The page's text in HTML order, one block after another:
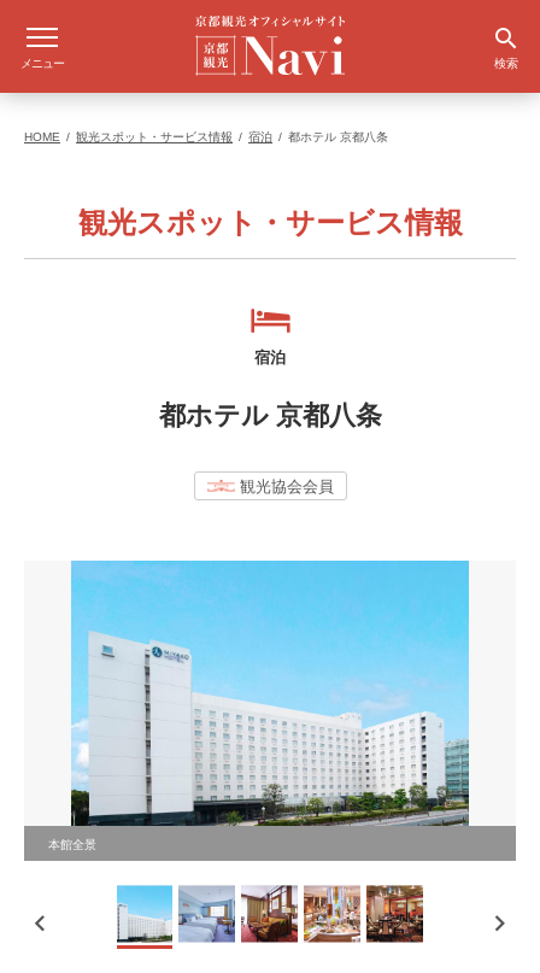
メニュー 検索
HOME 観光スポット・サービス情報 宿泊 都ホテル 京都八条
観光スポット・サービス情報
宿泊
都ホテル 京都八条
観光協会会員
本館全景